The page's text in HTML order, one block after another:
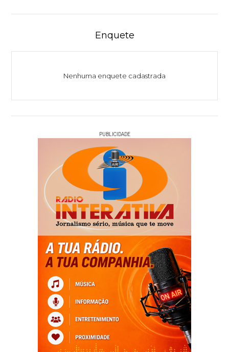
Enquete
Nenhuma enquete cadastrada
PUBLICIDADE